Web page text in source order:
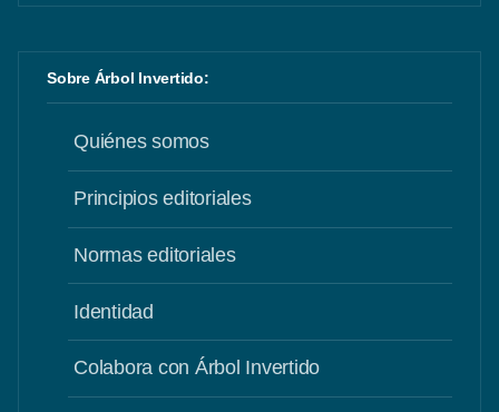
Sobre Árbol Invertido:
Quiénes somos
Principios editoriales
Normas editoriales
Identidad
Colabora con Árbol Invertido